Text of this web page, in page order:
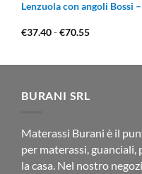
Lenzuola con angoli Bossi
€37.40-€70.55Fascia
€37.40
BURANI SRL
Materassi Burani è il
per materassi,
la casa. Nel nostro